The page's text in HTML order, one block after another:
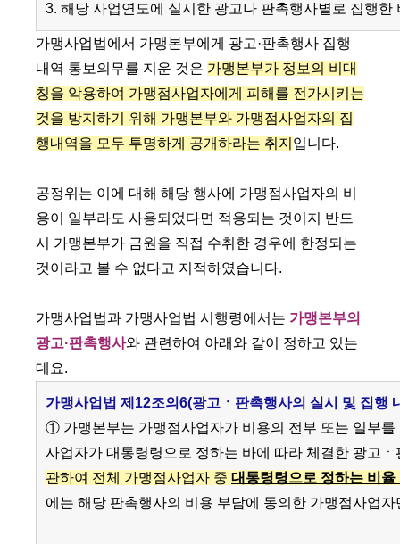
3. 해당 사업연도에 실시한 광고나 판촉행사별로 집행
가맹사업법에서 가맹본부에게 광고·판촉행사 집행
내역 통보의무를 지운 것은 가맹본부가 정보의 비대
칭을 악용하여 가맹점사업자에게 피해를 전가시키는
것을 방지하기 위해 가맹본부와 가맹점사업자의 집
행내역을 모두 투명하게 공개하라는 취지 입니다.
공정위는 이에 대해 해당 행사에 가맹점사업자의 비
용이 일부라도 사용되었다면 적용되는 것이지 반드
시 가맹본부가 금원을 직접 수취한 경우에 한정되는
것이라고 볼 수 없다고 지적하였습니다.
가맹사업법과 가맹사업법 시행령에서는 가맹본부의
광고·판촉행사와 관련하여 아래와 같이 정하고 있는
데요.
가맹사업법 제12조의6(광고ㆍ판촉행사의 실시 및 집행
① 가맹본부는 가맹점사업자가 비용의 전부 또는 일부
사업자가 대통령령으로 정하는 바에 따라 체결한 광고
관하여 전체 가맹점사업자 중 대통령령으로 정하는 비율
에는 해당 판촉행사의 비용 부담에 동의한 가맹점사업